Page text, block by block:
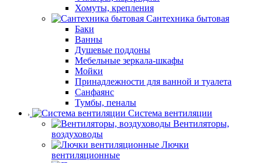
Хомуты, крепления
Сантехника бытовая
Баки
Ванны
Душевые поддоны
Мебельные зеркала-шкафы
Мойки
Принадлежности для ванной и туалета
Санфаянс
Тумбы, пеналы
Система вентиляции
Вентиляторы,
воздуховоды
Лючки
вентиляционные